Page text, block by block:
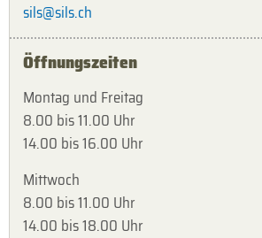
sils@sils.ch
Öffnungszeiten
Montag und Freitag
8.00 bis 11.00 Uhr
14.00 bis 16.00 Uhr
Mittwoch
8.00 bis 11.00 Uhr
14.00 bis 18.00 Uhr